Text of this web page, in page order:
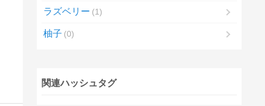
ラズベリー 1
柚子 0
関連ハッシュタグ